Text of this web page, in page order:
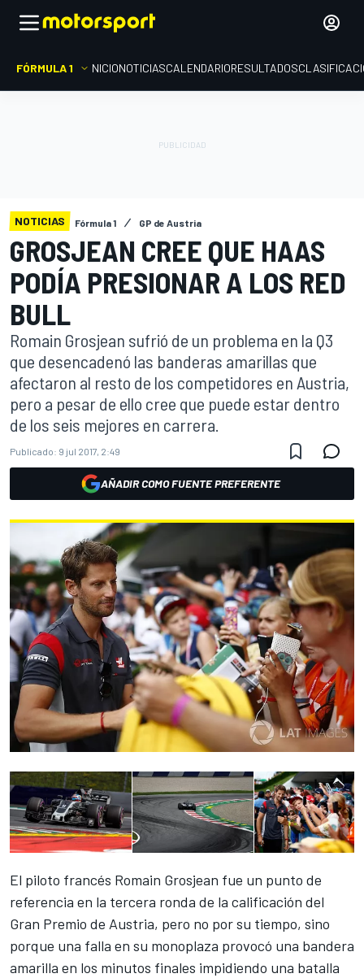
FÓRMULA 1 INICIONOTICIASCALENDARIORESULTADOS
NOTICIAS Fórmula 1 GP de Austria
GROSJEAN CREE QUE HAAS
PODÍA PRESIONAR A LOS RED
BULL
Romain Grosjean sufrió de un problema en la Q3
que desencadenó las banderas amarillas que
afectaron al resto de los competidores en Austria,
pero a pesar de ello cree que puede estar dentro
de los seis mejores en carrera.
Publicado: 9 jul 2017, 2:49
AÑADIR COMO FUENTE PREFERENTE
El piloto francés Romain Grosjean fue un punto de
referencia en la tercera ronda de la calificación del
Gran Premio de Austria, pero no por su tiempo, sino
porque una falla en su monoplaza provocó una bandera
amarilla en los minutos finales impidiendo una batalla